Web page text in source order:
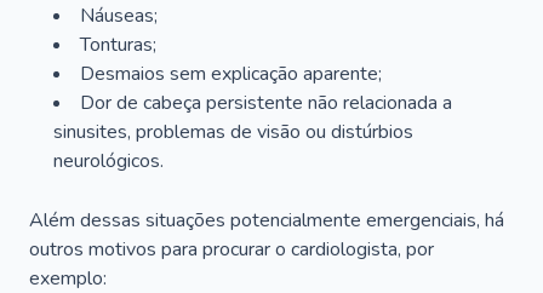
Náuseas;
Tonturas;
Desmaios sem explicação aparente;
Dor de cabeça persistente não relacionada a
sinusites, problemas de visão ou distúrbios
neurológicos.
Além dessas situações potencialmente emergenciais, há
outros motivos para procurar o cardiologista, por
exemplo: